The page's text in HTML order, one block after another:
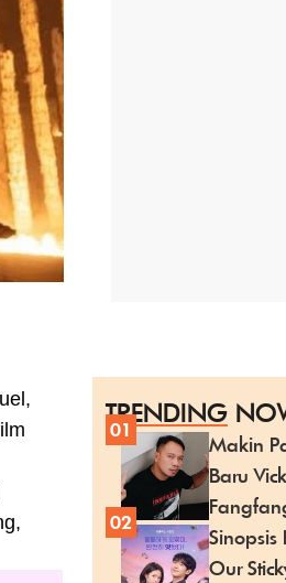
TRENDING
01
Makin
Baru
02
Sinopsis
Our